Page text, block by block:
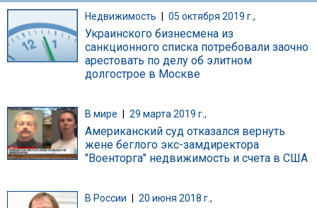
Недвижимость | 05 октября 2019 г.,
Украинского бизнесмена из
санкционного списка потребовали заочно
арестовать по делу об элитном
долгострое в Москве
В мире 29 марта 2019 г.,
Американский суд отказался вернуть
жене беглого экс-замдиректора
"Военторга" недвижимость и счета в США
В России 20 июня 2018 г.,